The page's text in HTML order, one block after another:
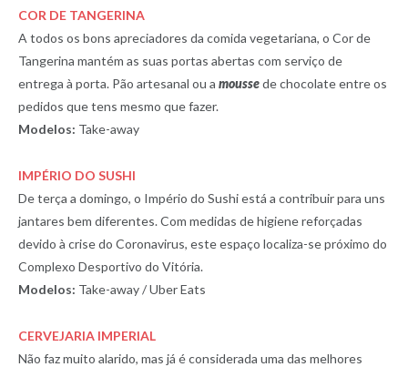
COR DE TANGERINA
A todos os bons apreciadores da comida vegetariana, o Cor de
Tangerina mantém as suas portas abertas com serviço de
entrega à porta. Pão artesanal ou a moussede chocolate entre os
pedidos que tens mesmo que fazer.
Modelos: Take-away
IMPÉRIO DO SUSHI
De terça a domingo, o Império do Sushi está a contribuir para uns
jantares bem diferentes. Com medidas de higiene reforçadas
devido à crise do Coronavirus, este espaço localiza-se próximo do
Complexo Desportivo do Vitória.
Modelos: Take-away / Uber Eats
CERVEJARIA IMPERIAL
Não faz muito alarido, mas já é considerada uma das melhores